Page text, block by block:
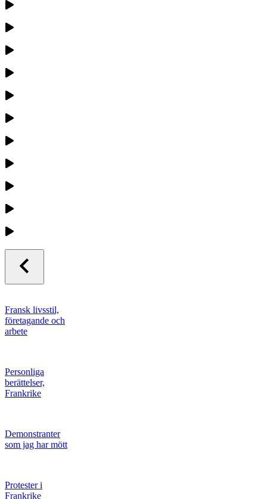
Fransk livsstil,
företagande och
arbete
Personliga
berättelser,
Frankrike
Demonstranter
som jag har mött
Protester i
Frankrike